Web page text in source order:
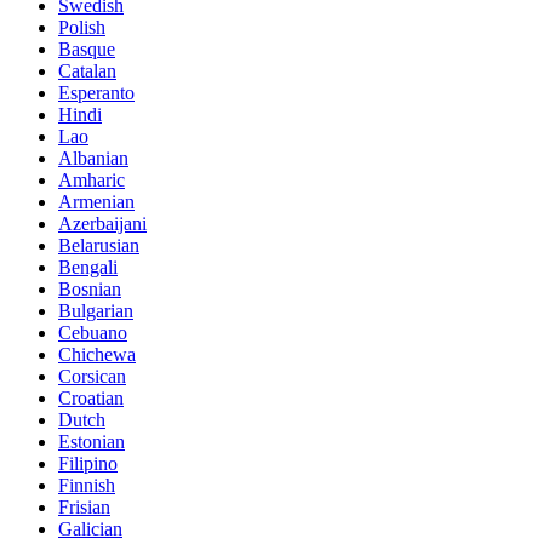
Swedish
Polish
Basque
Catalan
Esperanto
Hindi
Lao
Albanian
Amharic
Armenian
Azerbaijani
Belarusian
Bengali
Bosnian
Bulgarian
Cebuano
Chichewa
Corsican
Croatian
Dutch
Estonian
Filipino
Finnish
Frisian
Galician